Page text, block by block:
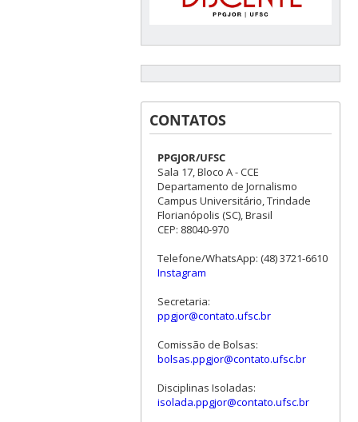
CONTATOS
PPGJOR/UFSC
Sala 17, Bloco A - CCE
Departamento de Jornalismo
Campus Universitário, Trindade
Florianópolis (SC), Brasil
CEP: 88040-970
Telefone/WhatsApp: (48) 3721-6610
Instagram
Secretaria:
ppgjor@contato.ufsc.br
Comissão de Bolsas:
bolsas.ppgjor@contato.ufsc.br
Disciplinas Isoladas:
isolada.ppgjor@contato.ufsc.br